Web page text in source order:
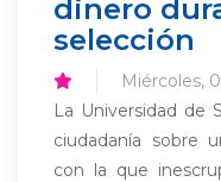
dinero
selección
Miércoles,
La Universidad de
ciudadanía sobre
con la que